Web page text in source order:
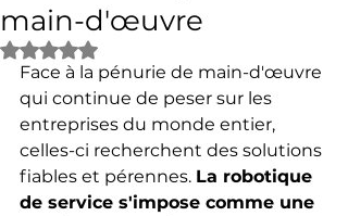
main-d'œuvre
Noté NaN étoiles sur 5.
Face à la pénurie de main-d'œuvre
qui continue de peser sur les
entreprises du monde entier,
celles-ci recherchent des solutions
fiables et pérennes. La robotique
de service s'impose comme une